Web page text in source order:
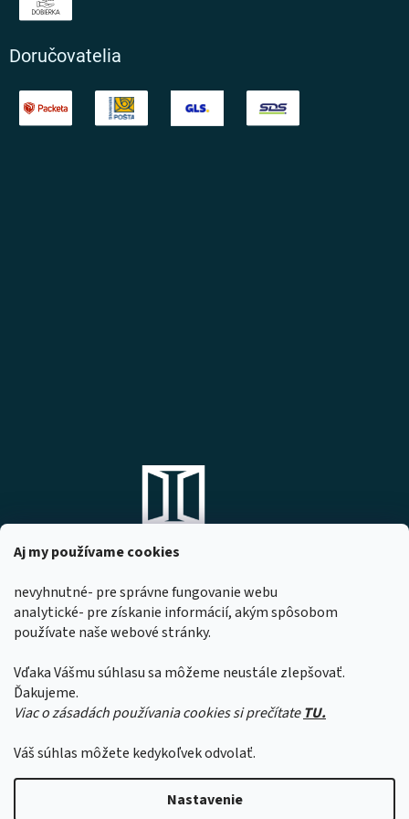
Aj my používame cookies
nevyhnutné- pre správne fungovanie webu
analytické- pre získanie informácií, akým spôsobom
používate naše webové stránky.
Vďaka Vášmu súhlasu sa môžeme neustále zlepšovať.
Ďakujeme.
Viac o zásadách používania cookies si prečítateTU.
Váš súhlas môžete kedykoľvek odvolať.
Nastavenie
Z dôvodu čerpania dovoleniek našimi
zamestnancami sa môže čas expedície
objednávok predĺžiť o 1 až 2 pracovné dni.
Ďakujeme za pochopenie.
Doručovatelia
DOMOVO s.r.o.
Komárňanská 167
947 01 Hurbanovo
IČO: 53967518